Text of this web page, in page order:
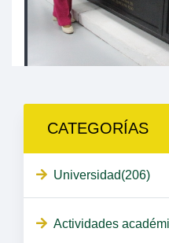
CATEGORÍAS
Universidad(206)
Actividades